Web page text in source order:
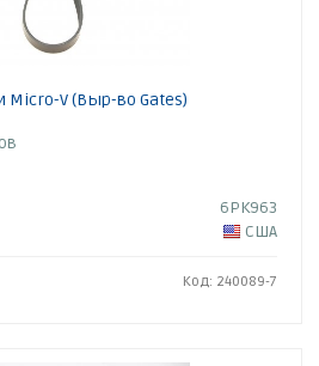
V (Выр-во Gates)
6PK963
США
Код: 240089-7